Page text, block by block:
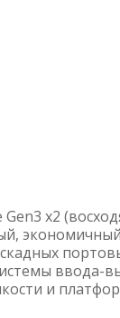
Gen3 x2
ввода-
и